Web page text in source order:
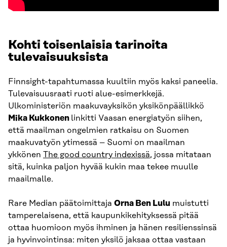
Kohti toisenlaisia tarinoita
tulevaisuuksista
Finnsight-tapahtumassa kuultiin myös kaksi paneelia.
Tulevaisuusraati ruoti alue-esimerkkejä.
Ulkoministeriön maakuvayksikön yksikönpäällikkö
Mika Kukkonen linkitti Vaasan energiatyön siihen,
että maailman ongelmien ratkaisu on Suomen
maakuvatyön ytimessä – Suomi on maailman
ykkönen The good country indexissä, jossa mitataan
sitä, kuinka paljon hyvää kukin maa tekee muulle
maailmalle.
Rare Median päätoimittaja Orna Ben Lulu muistutti
tamperelaisena, että kaupunkikehityksessä pitää
ottaa huomioon myös ihminen ja hänen resilienssinsä
ja hyvinvointinsa: miten yksilö jaksaa ottaa vastaan